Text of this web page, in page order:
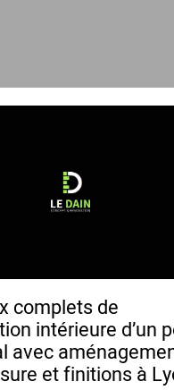
complets de
intérieure d’un
avec
et finitions à